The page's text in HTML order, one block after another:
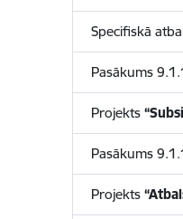
Specifiskā
Pasākums
Projekts
Pasākums
Projekts